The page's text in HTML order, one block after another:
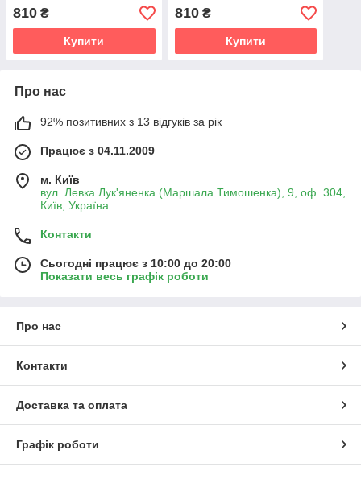
810 ₴
Купити
810₴
Купити
Про нас
92% позитивних з 13 відгуків за рік
Працює з 04.11.2009
м. Київ
вул. Левка Лук'яненка (Маршала Тимошенка), 9, оф. 304,
Київ, Україна
Контакти
Сьогодні працює з 10:00 до 20:00
Показати весь графік роботи
Про нас
Контакти
Доставка та оплата
Графік роботи